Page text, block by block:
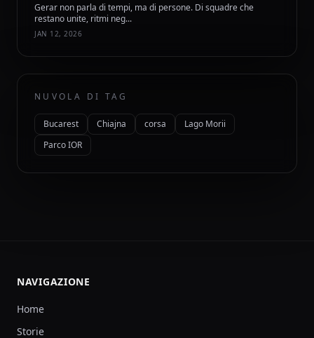
Gerar non parla di tempi, ma di persone. Di squadre che
restano unite, ritmi neg...
JAN 12, 2026
NUVOLA DI TAG
Bucarest Chiajna corsa
Lago Morii
Parco IOR
NAVIGAZIONE
Home
Storie